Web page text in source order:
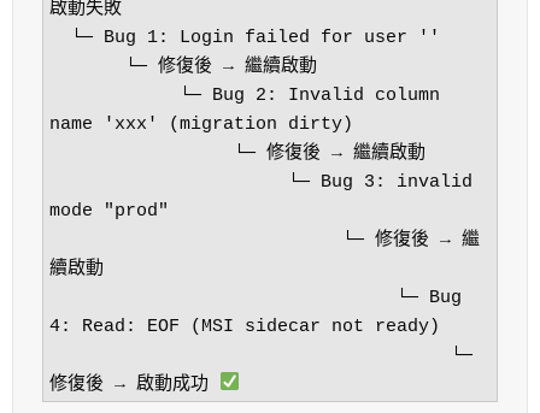
啟動失敗
name 'xxx' (migration dirty)
mode "prod"
續啟動
4: Read: EOF (MSI sidecar not ready)
修復後 → 啟動成功